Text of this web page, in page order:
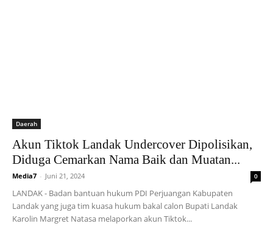
Daerah
Akun Tiktok Landak Undercover Dipolisikan,
Diduga Cemarkan Nama Baik dan Muatan...
Media7 - Juni 21, 2024 0
LANDAK - Badan bantuan hukum PDI Perjuangan Kabupaten
Landak yang juga tim kuasa hukum bakal calon Bupati Landak
Karolin Margret Natasa melaporkan akun Tiktok...